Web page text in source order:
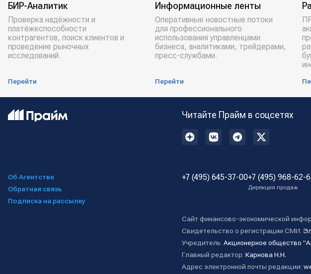
БИР-Аналитик
Проверка надёжности и
платёжеспособности
контрагентов, поиск клиентов и
проведение рыночных
исследований.
Перейти
Информационные ленты
Оперативные новостные потоки
для профессионального
использования управленцами
бизнеса, аналитиками, трейдерами,
пресс-службами.
Перейти
Читайте Прайм в соцсетях
Об Агентстве
Обратная связь
Подписка на рассылку
+7 (495) 645-37-00+7 (495) 968-62-
Дирекция продаж
Сайт финансово-экономической
Свидетельство о регистрации СМИ:
Учредитель: Акционерное общество
Главный редактор: Карнова Н.Н.
Адрес электронной почты редакции: